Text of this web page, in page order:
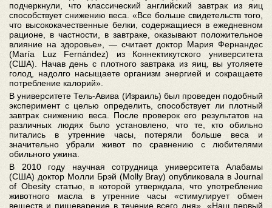
подчеркнули, что классический английский завтрак из яиц
способствует снижению веса. «Все больше свидетельств того,
что высококачественные белки, содержащиеся в ежедневном
рационе, в частности, в завтраке, оказывают положительное
влияние на здоровье», — считает доктор Мария Фернандес
(María Luz Fernández) из Коннектикутского университета
(США). Начав день с плотного завтрака из яиц, вы утоляете
голод, надолго насыщаете организм энергией и сокращаете
потребление калорий».
В университете Тель-Авива (Израиль) был проведен подобный
эксперимент с целью определить, способствует ли плотный
завтрак снижению веса. После проверок его результатов на
различных людях было установлено, что те, кто обильно
питались в утренние часы, потеряли больше веса и
значительно убрали живот по сравнению с любителями
обильного ужина.
В 2010 году научная сотрудница университета Алабамы
(США) доктор Молли Брэй (Molly Bray) опубликовала в Journal
of Obesity статью, в которой утверждала, что употребление
животного масла в утренние часы «стимулирует обмен
веществ и пищеварение в течение всего дня». «Наш первый